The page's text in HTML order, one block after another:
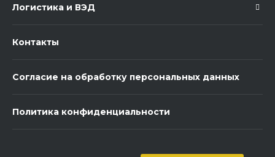
Логистика и ВЭД
Контакты
Согласие на обработку персональных данных
Политика конфиденциальности